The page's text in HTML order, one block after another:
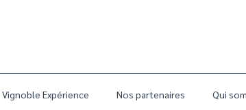
Vignoble Expérience Nos partenaires Qui